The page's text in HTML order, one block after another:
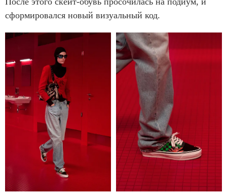
сформировался новый визуальный код.